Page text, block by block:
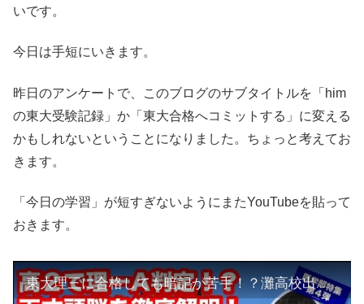
いです。
今日は手短にいきます。
昨日のアンケートで、このブログのサブタイトルを「him
の東大受験記録」か「東大合格へコミットする」に変える
かもしれないということになりました。ちょっと考えてお
きます。
「今日の学習」が短すぎないようにまたYouTubeを貼って
おきます。
東大理三に合格しても暗記が苦手！？灘高校出身の天才登場！【東京大学理科三類の現役合格者にインタビュ−！Part.1】